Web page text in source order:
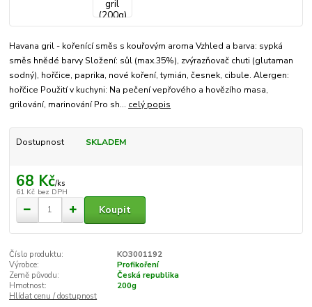
Havana gril - kořenící směs s kouřovým aroma Vzhled a barva: sypká
směs hnědé barvy Složení: sůl (max.35%), zvýrazňovač chuti (glutaman
sodný), hořčice, paprika, nové koření, tymián, česnek, cibule. Alergen:
hořčice Použití v kuchyni: Na pečení vepřového a hovězího masa,
grilování, marinování Pro sh... celý popis
Dostupnost SKLADEM
68 Kč/ks
61 Kč bez DPH
Koupit
Číslo produktu:
KO3001192
Výrobce:
Profikoření
Země původu:
Česká republika
Hmotnost:
200g
Hlídat cenu / dostupnost